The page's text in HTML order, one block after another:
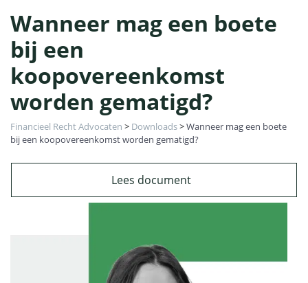
Wanneer mag een boete
bij een
koopovereenkomst
worden gematigd?
Financieel Recht Advocaten > Downloads>Wanneer mag een boete
bij een koopovereenkomst worden gematigd?
Lees document